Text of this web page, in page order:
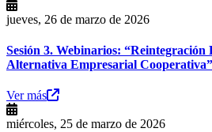
jueves, 26 de marzo de 2026
Sesión 3. Webinarios: “Reintegración
Alternativa Empresarial Cooperativa”
Ver más
miércoles, 25 de marzo de 2026